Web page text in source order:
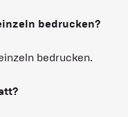
bedrucken?
bedrucken.